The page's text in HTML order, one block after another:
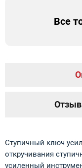
Все
Ступичный ключ
откручивания
усиленный